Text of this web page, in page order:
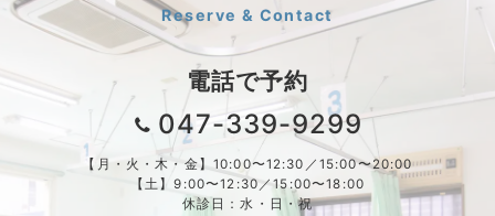
Reserve & Contact
電話で予約
047-339-9299
【月・火・木・金】10:00〜12:30／15:00〜20:00
【土】9:00〜12:30／15:00〜18:00
休診日：水・日・祝